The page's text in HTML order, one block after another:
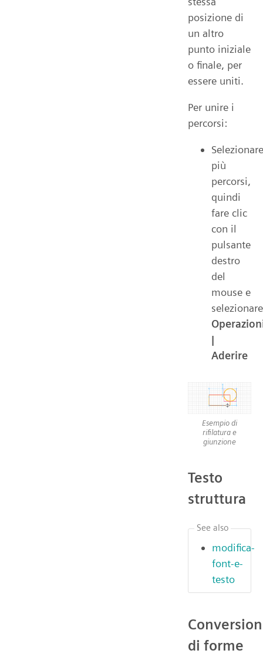
posizione di
un altro
punto iniziale
o finale, per
essere uniti.
Per unire i
percorsi:
Selezionare
più
percorsi,
quindi
fare clic
con il
pulsante
destro
del
mouse e
selezionare
|
Aderire
Esempio di
rifilatura e
giunzione
Testo
struttura
modifica-
font-e-
testo
See also
di forme